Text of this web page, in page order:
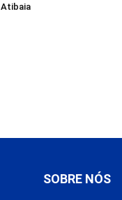
Atibaia
SOBRE NÓS